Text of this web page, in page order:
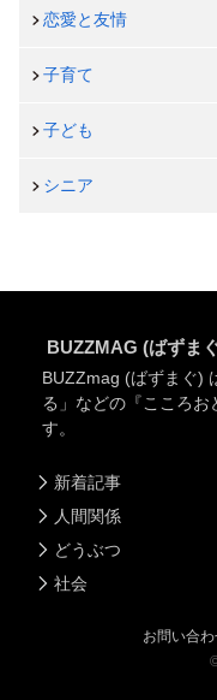
恋愛と友情
子育て
子ども
シニア
BUZZMAG (ばずま
BUZZmag (ばずまぐ)
る」などの『こころ
す。
新着記事
人間関係
どうぶつ
社会
お問い合